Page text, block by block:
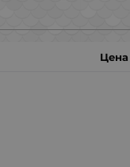
Цена